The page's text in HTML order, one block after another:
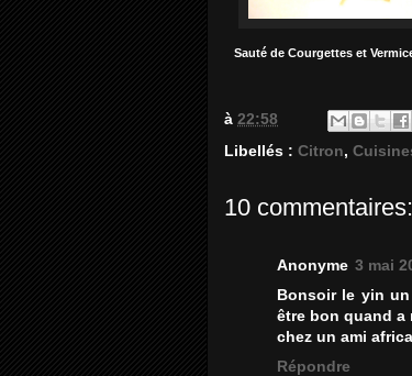
Sauté de Courgettes et
à 22:58
Libellés : Citron,
10 commentaires:
Anonyme 3 mai
Bonsoir le yin
être bon quand a
chez un ami
Répondre